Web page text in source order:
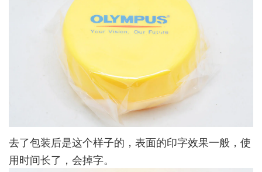
去了包装后是这个样子的，表面的印字效果一般，使
用时间长了，会掉字。